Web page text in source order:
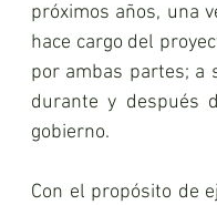
próximos años, una
hace cargo del
por ambas partes; a
durante y después
gobierno.
Con el propósito de